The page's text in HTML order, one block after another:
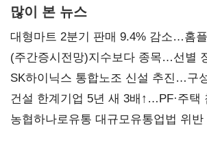
많이 본 뉴스
대형마트 2분기 판매 9.4% 감소…홈
(주간증시전망)지수보다 종목…선별
SK하이닉스 통합노조 신설 추진…구
불만 확산
건설 한계기업 5년 새 3배↑…PF·주택
확대
농협하나로유통 대규모유통업법 위